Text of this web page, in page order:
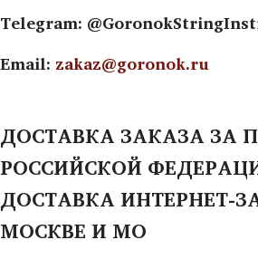
Telegram:
Email: zakaz@goronok.ru
ДОСТАВКА ЗАКАЗА ЗА
РОССИЙСКОЙ
ДОСТАВКА ИНТЕРНЕТ-
МОСКВЕ И МО